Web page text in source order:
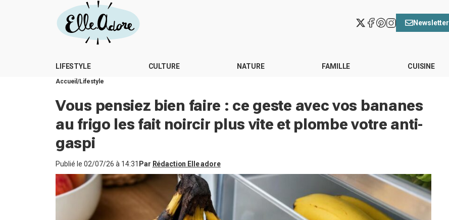
Newsletter
LIFESTYLE CULTURE NATURE FAMILLE CUISINE
Accueil Lifestyle
Vous pensiez bien faire : ce geste avec vos bananes
au frigo les fait noircir plus vite et plombe votre anti-
gaspi
Publié le 02/07/26 à 14:31 Par Rédaction Elle adore